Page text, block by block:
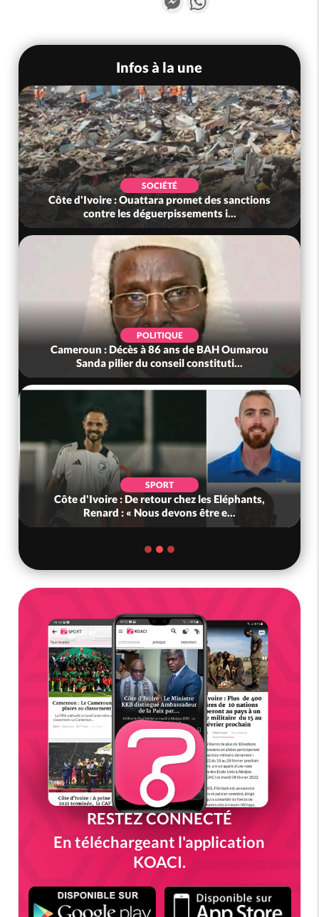
Infos à la une
SOCIÉTÉ
Côte d'Ivoire : Ouattara promet des sanctions
contre les déguerpissements i...
POLITIQUE
Cameroun : Décès à 86 ans de BAH Oumarou
Sanda pilier du conseil constituti...
SPORT
Côte d'Ivoire : De retour chez les Eléphants,
Renard : « Nous devons être e...
RESTEZ CONNECTÉ
En téléchargeant l'application
KOACI.